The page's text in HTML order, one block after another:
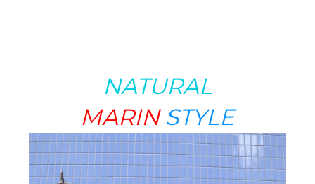
NATURAL
MARIN STYLE